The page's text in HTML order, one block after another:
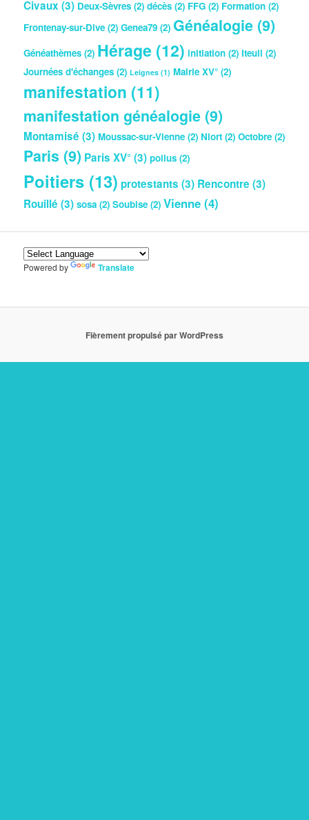
Civaux (3) Deux-Sèvres (2) décès (2) FFG (2) Formation (2)
Frontenay-sur-Dive (2) Genea79 (2) Généalogie(9)
Généathèmes (2) Hérage (12) initiation (2) Iteuil (2)
Journées d'échanges (2) Leignes (1) Mairie XV° (2)
manifestation (11)
manifestation généalogie(9)
Montamisé (3) Moussac-sur-Vienne (2) Niort (2) Octobre (2)
Paris (9) Paris XV°(3) poilus (2)
Poitiers (13) protestants (3) Rencontre (3)
Rouillé (3) sosa (2) Soubise (2) Vienne (4)
Powered by Translate
Fièrement propulsé par WordPress